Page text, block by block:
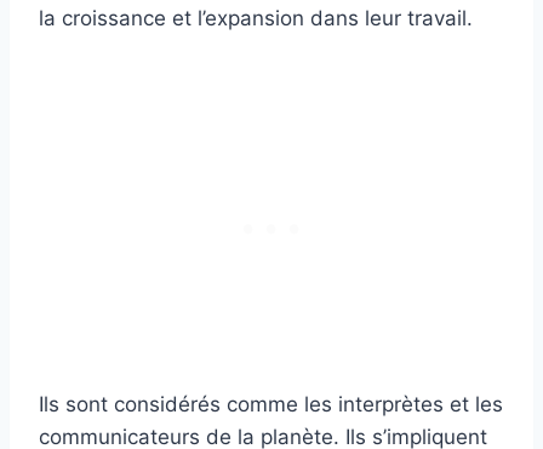
la croissance et l’expansion dans leur travail.
Ils sont considérés comme les interprètes et les
communicateurs de la planète. Ils s’impliquent